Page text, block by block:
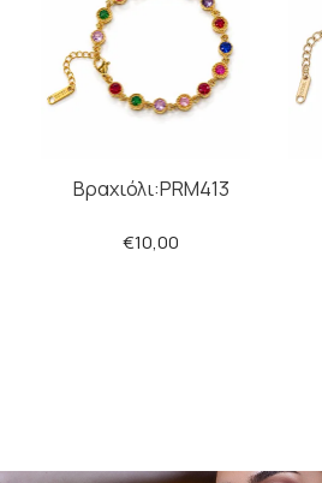
Βραχιόλι:PRM413
€10,00